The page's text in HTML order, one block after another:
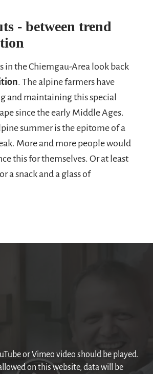
- between trend
in the Chiemgau-Area look back
. The alpine farmers have
and maintaining this special
since the early Middle Ages.
summer is the epitome of a
More and more people would
this for themselves. Or at least
a snack and a glass of
or Vimeo video should be played.
on this website, data will be